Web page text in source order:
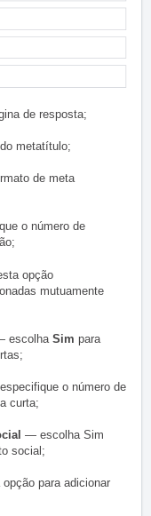
de resposta;
metatítulo;
de meta
o número de
opção
mutuamente
escolha Sim para
o número de
curta;
— escolha Sim
social;
para adicionar